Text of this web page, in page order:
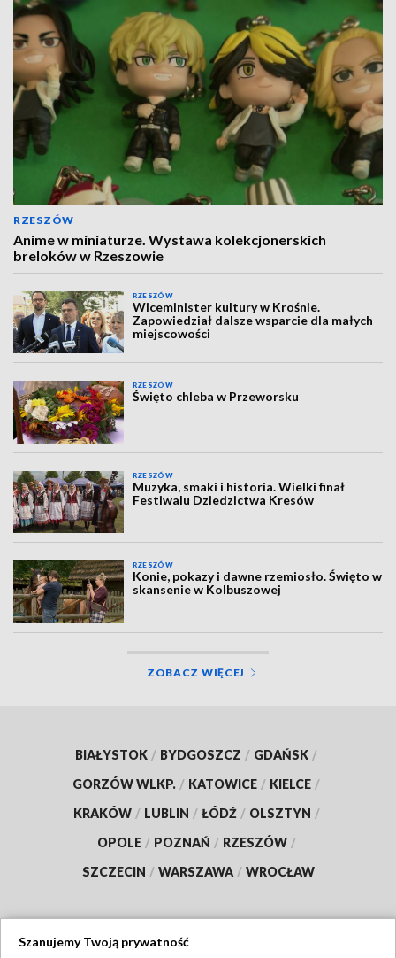
RZESZÓW
Anime w miniaturze. Wystawa kolekcjonerskich
breloków w Rzeszowie
RZESZÓW
Wiceminister kultury w Krośnie.
Zapowiedział dalsze wsparcie dla małych
miejscowości
RZESZÓW
Święto chleba w Przeworsku
RZESZÓW
Muzyka, smaki i historia. Wielki finał
Festiwalu Dziedzictwa Kresów
RZESZÓW
Konie, pokazy i dawne rzemiosło. Święto w
skansenie w Kolbuszowej
ZOBACZ WIĘCEJ
BIAŁYSTOK / BYDGOSZCZ / GDAŃSK /
GORZÓW WLKP. / KATOWICE / KIELCE /
KRAKÓW / LUBLIN / ŁÓDŹ / OLSZTYN /
OPOLE / POZNAŃ / RZESZÓW /
SZCZECIN / WARSZAWA / WROCŁAW
Szanujemy Twoją prywatność